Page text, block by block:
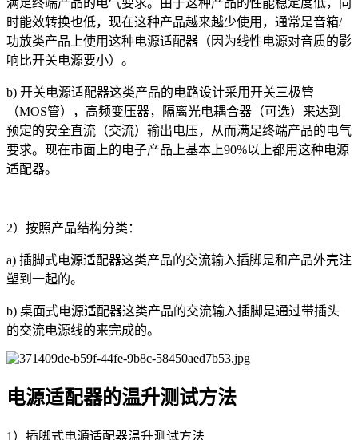
满足终端产品的电气要求。由于这种产品的性能稳定度低，同
时能效转换也低，现在这种产品越来越少使用，通常是音箱/
功放类产品上使用这种电源适配器（因为线性电源对音质的影
响比开关电源要小）。
b) 开关电源适配器这类产品的电路设计采用开关三极管
（MOS管），高频变压器，隔离光电耦合器（可选）来达到
预定的安全直流（交流）输出电压，从而满足终端产品的电气
要求。现在市面上的电子产品上基本上90%以上都用这种电源
适配器。
2）按照产品结构分类：
a) 插脚式电源适配器这类产品的交流输入插脚是和产品外壳注
塑到一起的。
b) 桌面式电源适配器这类产品的交流输入插脚是通过带插头
的交流电源线的来完成的。
电源适配器的温升测试方法
1）插脚式电源适配器温升测试方法